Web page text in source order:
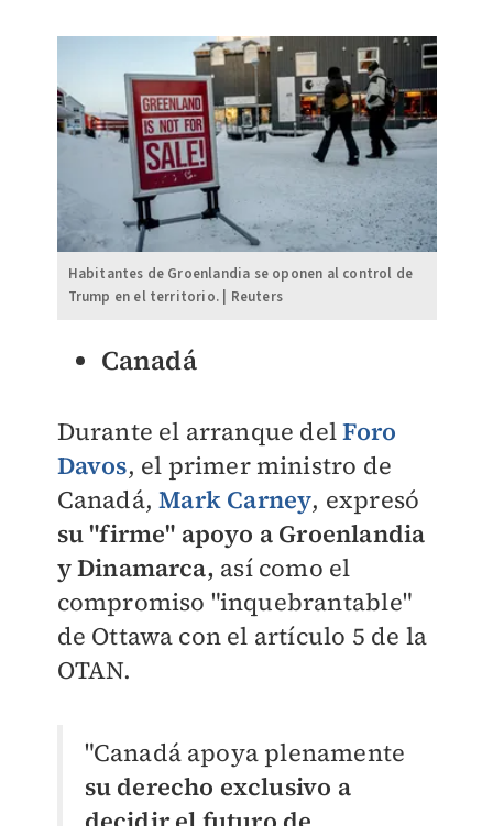
Habitantes de Groenlandia se oponen al control de
Trump en el territorio. | Reuters
Canadá
Durante el arranque delForo
Davos, el primer ministro de
Canadá,Mark Carney, expresó
su "firme" apoyo a Groenlandia
y Dinamarca, así como el
compromiso "inquebrantable"
de Ottawa con el artículo 5 de la
OTAN.
"Canadá apoya plenamente
su derecho exclusivo a